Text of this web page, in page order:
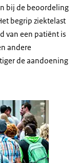
bij de beoordeling
begrip ziektelast
van een patiënt is
andere
de aandoening